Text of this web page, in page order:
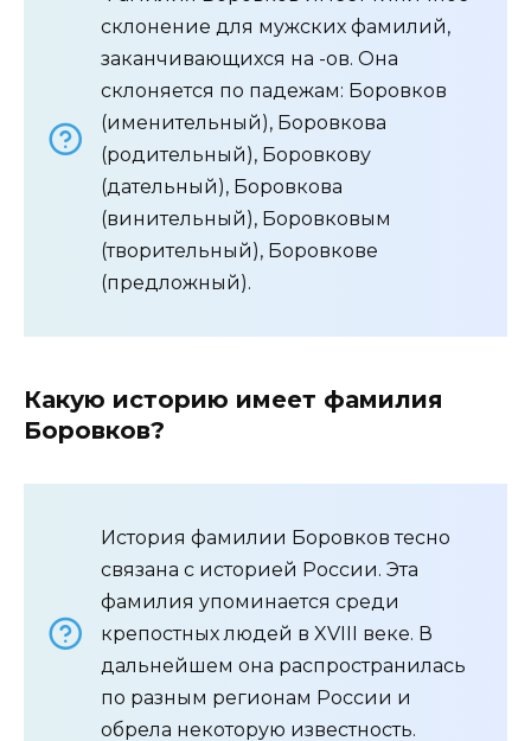
склонение для мужских фамилий,
заканчивающихся на -ов. Она
склоняется по падежам: Боровков
(именительный), Боровкова
(родительный), Боровкову
(дательный), Боровкова
(винительный), Боровковым
(творительный), Боровкове
(предложный).
Какую историю имеет фамилия
Боровков?
История фамилии Боровков тесно
связана с историей России. Эта
фамилия упоминается среди
крепостных людей в XVIII веке. В
дальнейшем она распространилась
по разным регионам России и
обрела некоторую известность.